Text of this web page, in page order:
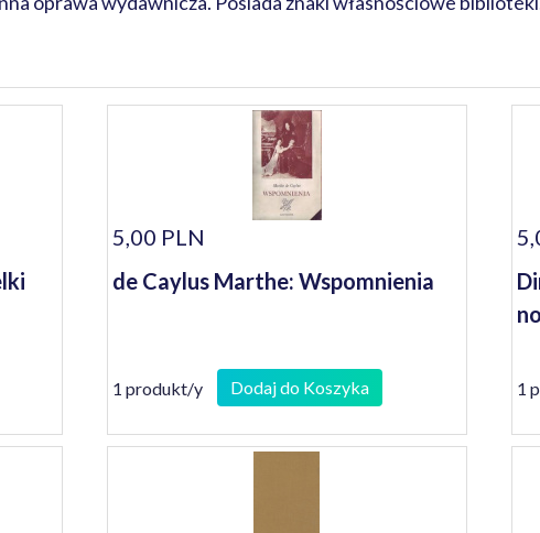
5,00 PLN
de Caylus Marthe: Wspomnienia
1 produkt/y Dodaj do Koszyka 1